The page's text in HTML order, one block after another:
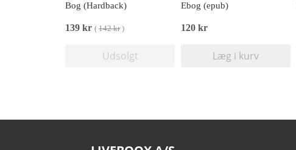
Bog (Hardback)
139 kr ( 142 kr)
Udsolgt
Ebog (epub)
120 kr
Læg i kurv